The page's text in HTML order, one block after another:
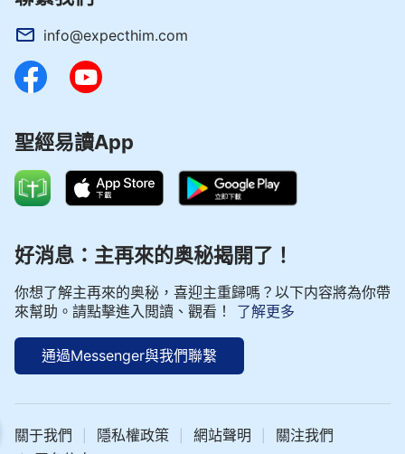
| 神話語朗誦 - 基督徒生活系列 選段529
info@expecthim.com
聖經易讀App
好消息：主再來的奥秘揭開了！
你想了解主再來的奥秘，喜迎主重歸嗎？以下内容將為你帶
來幫助。請點擊進入閲讀、觀看！
了解更多
通過Messenger與我們聯繫
關于我們 隱私權政策 網站聲明 關注我們